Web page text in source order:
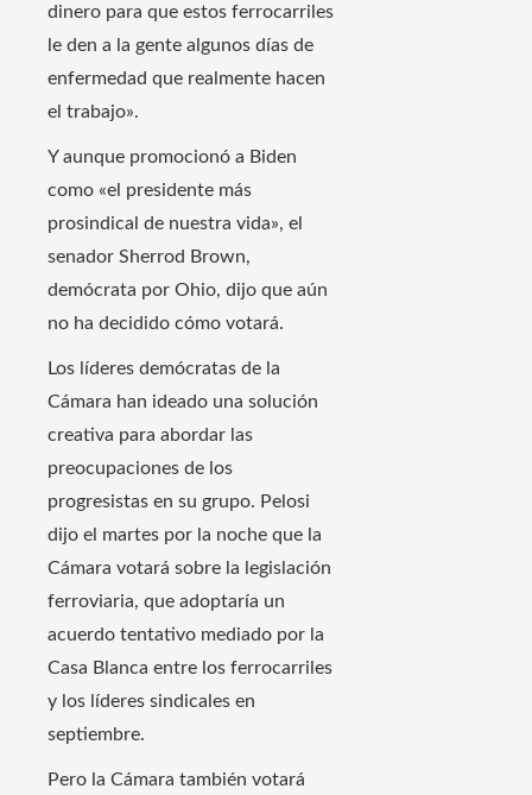
dinero para que estos ferrocarriles
le den a la gente algunos días de
enfermedad que realmente hacen
el trabajo».
Y aunque promocionó a Biden
como «el presidente más
prosindical de nuestra vida», el
senador Sherrod Brown,
demócrata por Ohio, dijo que aún
no ha decidido cómo votará.
Los líderes demócratas de la
Cámara han ideado una solución
creativa para abordar las
preocupaciones de los
progresistas en su grupo. Pelosi
dijo el martes por la noche que la
Cámara votará sobre la legislación
ferroviaria, que adoptaría un
acuerdo tentativo mediado por la
Casa Blanca entre los ferrocarriles
y los líderes sindicales en
septiembre.
Pero la Cámara también votará